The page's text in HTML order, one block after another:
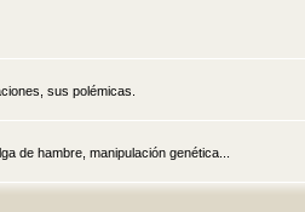
sus polémicas.
de hambre, manipulación genética...